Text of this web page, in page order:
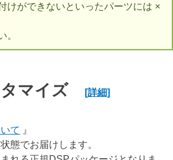
けができないといったパーツには ×
。
タマイズ[詳細]
て 』
態でお届けします。